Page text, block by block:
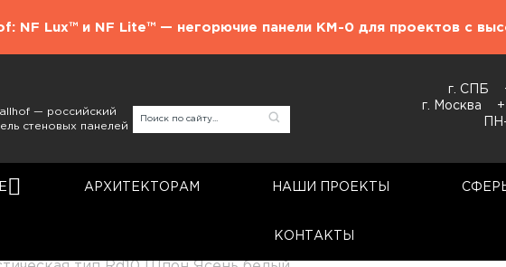
NF Lux™ и NF Lite™ — негорючие панели КМ-0 для проектов с
— российский
стеновых панелей
г. СПБ
г. Москва
АРХИТЕКТОРАМ НАШИ ПРОЕКТЫ
КОНТАКТЫ